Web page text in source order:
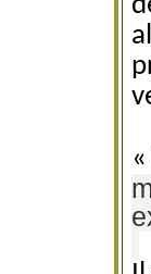
«